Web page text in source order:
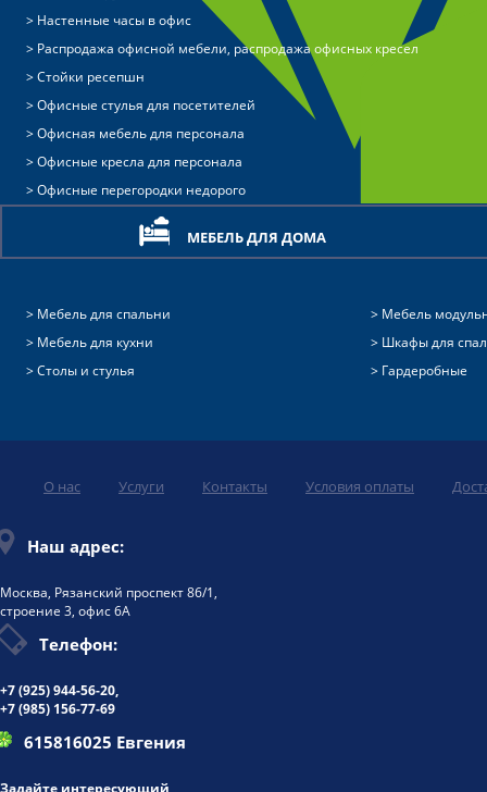
Настенные часы в офис
Распродажа офисной мебели, распродажа офисных кресел
Стойки ресепшн
Офисные стулья для посетителей
Офисная мебель для персонала
Офисные кресла для персонала
Офисные перегородки недорого
МЕБЕЛЬ ДЛЯ ДОМА
Мебель для спальни
Мебель
Мебель для кухни
Шкафы для
Столы и стулья
Гардеробные
О нас Услуги Контакты Условия оплаты
Наш адрес:
Москва, Рязанский проспект 86/1,
строение 3, офис 6А
Телефон:
+7 (925)944-56-20,
+7 (985) 156-77-69
615816025 Евгения
Задайте интересующий